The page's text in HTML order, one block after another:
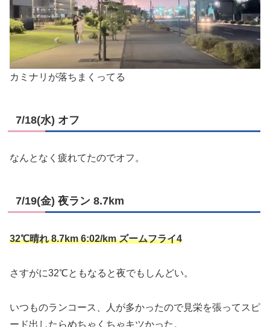
カミナリが落ちまくってる
7/18(水) オフ
なんとなく疲れてたのでオフ。
7/19(金) 夜ラン 8.7km
32℃晴れ 8.7km 6:02/km ズームフライ4
さすがに32℃ともなると夜でもしんどい。
いつものランコース、人が多かったので見栄を張ってスピ
ード出したらめちゃくちゃキツかった。